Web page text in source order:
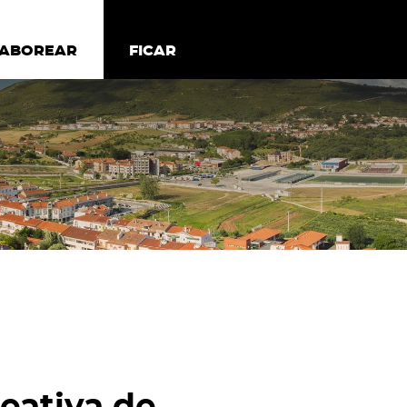
SABOREAR FICAR
FICAR